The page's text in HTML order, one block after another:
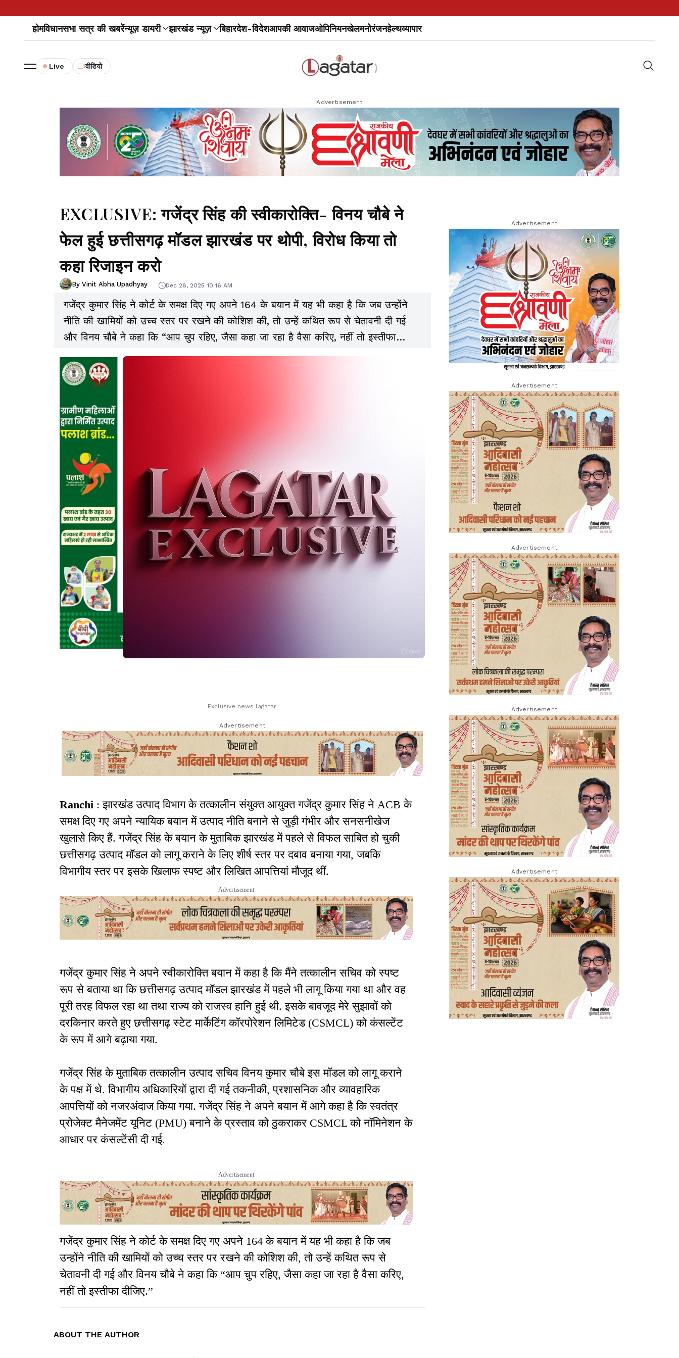
होमविधानसभा सत्र की खबरेंन्यूज़ डायरी झारखंड न्यूज़ बिहारदेश-विदेशआपकी आवाजओपिनियनखेलमनोरंजनहेल्थव्यापार
Live वीडियो
Advertisement
EXCLUSIVE: गजेंद्र सिंह की स्वीकारोक्ति- विनय चौबे ने
फेल हुई छत्तीसगढ़ मॉडल झारखंड पर थोपी, विरोध किया तो
कहा रिजाइन करो
By Vinit Abha Upadhyay Dec 28, 2025 10:16 AM
गजेंद्र कुमार सिंह ने कोर्ट के समक्ष दिए गए अपने 164 के बयान में यह भी कहा है कि जब उन्होंने
नीति की खामियों को उच्च स्तर पर रखने की कोशिश की, तो उन्हें कथित रूप से चेतावनी दी गई
और विनय चौबे ने कहा कि “आप चुप रहिए, जैसा कहा जा रहा है वैसा करिए, नहीं तो इस्तीफा
Exclusive news lagatar
Advertisement
Ranchi : झारखंड उत्पाद विभाग के तत्कालीन संयुक्त आयुक्त गजेंद्र कुमार सिंह ने ACB के
समक्ष दिए गए अपने न्यायिक बयान में उत्पाद नीति बनाने से जुड़ी गंभीर और सनसनीखेज
खुलासे किए हैं. गजेंद्र सिंह के बयान के मुताबिक झारखंड में पहले से विफल साबित हो चुकी
छत्तीसगढ़ उत्पाद मॉडल को लागू कराने के लिए शीर्ष स्तर पर दबाव बनाया गया, जबकि
विभागीय स्तर पर इसके खिलाफ स्पष्ट और लिखित आपत्तियां मौजूद थीं.
Advertisement
गजेंद्र कुमार सिंह ने अपने स्वीकारोक्ति बयान में कहा है कि मैंने तत्कालीन सचिव को स्पष्ट
रूप से बताया था कि छत्तीसगढ़ उत्पाद मॉडल झारखंड में पहले भी लागू किया गया था और वह
पूरी तरह विफल रहा था तथा राज्य को राजस्व हानि हुई थी. इसके बावजूद मेरे सुझावों को
दरकिनार करते हुए छत्तीसगढ़ स्टेट मार्केटिंग कॉरपोरेशन लिमिटेड (CSMCL) को कंसल्टेंट
के रूप में आगे बढ़ाया गया.
गजेंद्र सिंह के मुताबिक तत्कालीन उत्पाद सचिव विनय कुमार चौबे इस मॉडल को लागू कराने
के पक्ष में थे. विभागीय अधिकारियों द्वारा दी गई तकनीकी, प्रशासनिक और व्यावहारिक
आपत्तियों को नजरअंदाज किया गया. गजेंद्र सिंह ने अपने बयान में आगे कहा है कि स्वतंत्र
प्रोजेक्ट मैनेजमेंट यूनिट (PMU) बनाने के प्रस्ताव को ठुकराकर CSMCL को नॉमिनेशन के
आधार पर कंसल्टेंसी दी गई.
Advertisement
गजेंद्र कुमार सिंह ने कोर्ट के समक्ष दिए गए अपने 164 के बयान में यह भी कहा है कि जब
उन्होंने नीति की खामियों को उच्च स्तर पर रखने की कोशिश की, तो उन्हें कथित रूप से
चेतावनी दी गई और विनय चौबे ने कहा कि “आप चुप रहिए, जैसा कहा जा रहा है वैसा करिए,
नहीं तो इस्तीफा दीजिए.”
ABOUT THE AUTHOR
Advertisement
Advertisement
Advertisement
Advertisement
Advertisement